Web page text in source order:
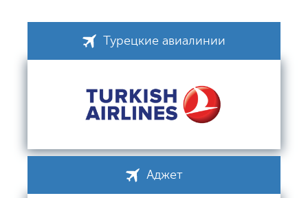
Турецкие авиалинии
Аджет